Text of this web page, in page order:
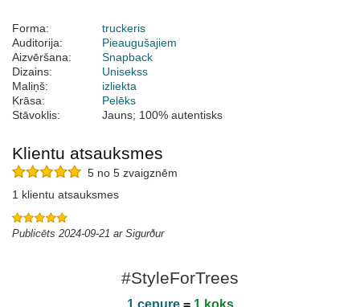
Forma:
truckeris
Auditorija:
Pieaugušajiem
Aizvēršana:
Snapback
Dizains:
Unisekss
Maliņš:
izliekta
Krāsa:
Pelēks
Stāvoklis:
Jauns; 100% autentisks
Klientu atsauksmes
5 no 5 zvaigznēm
1 klientu atsauksmes
Publicēts 2024-09-21 ar Sigurður
#StyleForTrees